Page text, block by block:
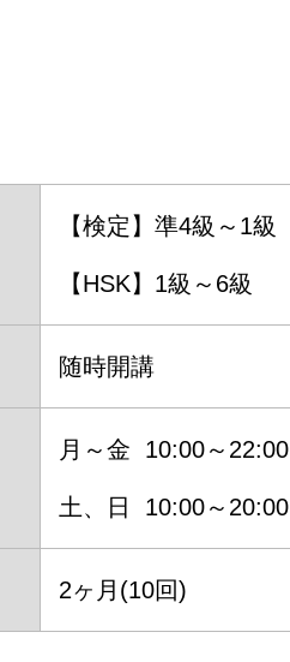
【検定】準4級～1級
【HSK】1級～6級
随時開講
月～金 10:00～22:00
土、日 10:00～20:00
2ヶ月(10回)